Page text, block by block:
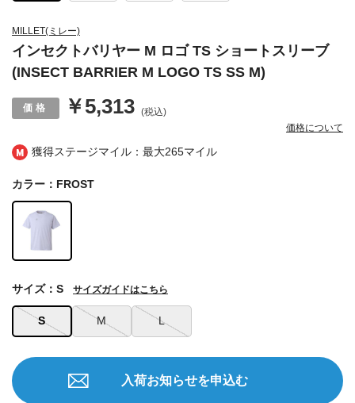
獲得ステージマイル：最大265マイル
MILLET(ミレー)
インセクトバリヤー M ロゴ TS ショートスリーブ
(INSECT BARRIER M LOGO TS SS M)
￥5,313 (税込)
価格について
カラー：FROST
S M L
サイズ：S サイズガイドはこちら
入荷お知らせを申込む